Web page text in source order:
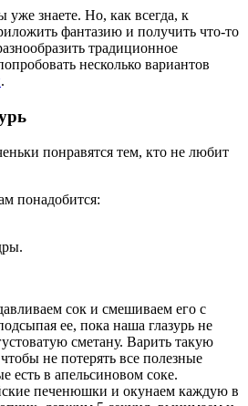
уже знаете. Но, как всегда, к
фантазию и получить что-то
традиционное
несколько вариантов
.
понравятся тем, кто не любит
понадобится:
сок и смешиваем его с
ее, пока наша глазурь не
сметану. Варить такую
не потерять все полезные
есть в апельсиновом соке.
печенюшки и окунаем каждую в